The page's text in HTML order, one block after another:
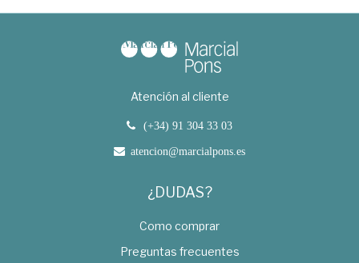
Atención al cliente
(+34) 91 304 33 03
atencion@marcialpons.es
¿DUDAS?
Como comprar
Preguntas frecuentes